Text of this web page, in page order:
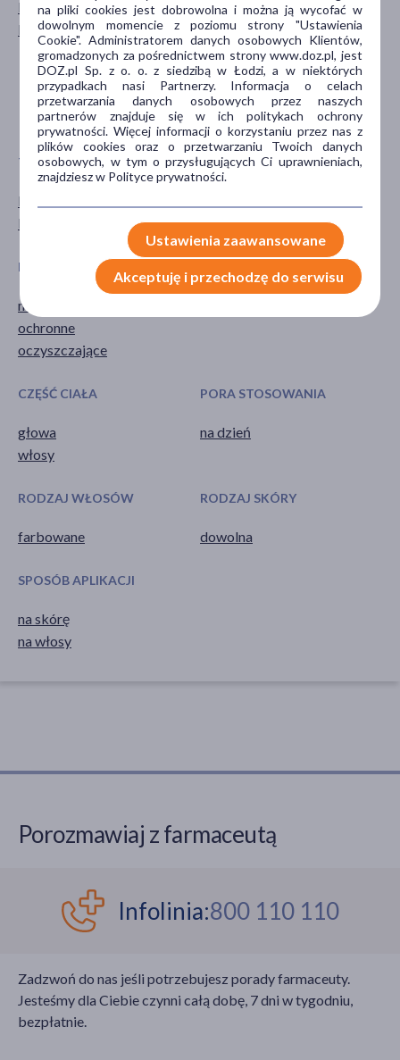
Mężczyzna
Kobieta
dla dorosłych
dla seniorów
20+
30+
40+
pokaż więcej ...
TYP PRODUKTU
Dermokosmetyk
Kosmetyk
POSTAĆ
DZIAŁANIE/WŁAŚCIWOŚCI
myjące
ochronne
oczyszczające
CZĘŚĆ CIAŁA
głowa
włosy
PORA STOSOWANIA
na dzień
RODZAJ WŁOSÓW
farbowane
RODZAJ SKÓRY
dowolna
SPOSÓB APLIKACJI
na skórę
na włosy
Porozmawiaj z farmaceutą
Infolinia:800 110 110
Zadzwoń do nas jeśli potrzebujesz porady farmaceuty.
Jesteśmy dla Ciebie czynni całą dobę, 7 dni w tygodniu,
bezpłatnie.
na pliki cookies jest dobrowolna i można ją wycofać w
dowolnym momencie z poziomu strony "Ustawienia
Cookie". Administratorem danych osobowych Klientów,
gromadzonych za pośrednictwem strony www.doz.pl, jest
DOZ.pl Sp. z o. o. z siedzibą w Łodzi, a w niektórych
przypadkach nasi Partnerzy. Informacja o celach
przetwarzania danych osobowych przez naszych
partnerów znajduje się w ich politykach ochrony
prywatności. Więcej informacji o korzystaniu przez nas z
plików cookies oraz o przetwarzaniu Twoich danych
osobowych, w tym o przysługujących Ci uprawnieniach,
znajdziesz w Polityce prywatności.
Ustawienia zaawansowane
Akceptuję i przechodzę do serwisu